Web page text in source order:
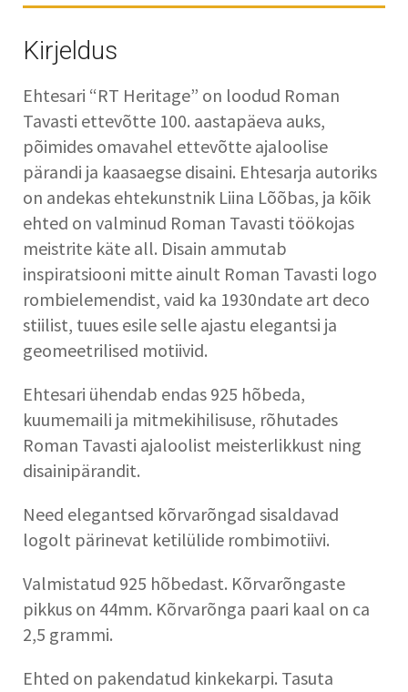
Kirjeldus
Ehtesari “RT Heritage” on loodud Roman
Tavasti ettevõtte 100. aastapäeva auks,
põimides omavahel ettevõtte ajaloolise
pärandi ja kaasaegse disaini. Ehtesarja autoriks
on andekas ehtekunstnik Liina Lõõbas, ja kõik
ehted on valminud Roman Tavasti töökojas
meistrite käte all. Disain ammutab
inspiratsiooni mitte ainult Roman Tavasti logo
rombielemendist, vaid ka 1930ndate art deco
stiilist, tuues esile selle ajastu elegantsi ja
geomeetrilised motiivid.
Ehtesari ühendab endas 925 hõbeda,
kuumemaili ja mitmekihilisuse, rõhutades
Roman Tavasti ajaloolist meisterlikkust ning
disainipärandit.
Need elegantsed kõrvarõngad sisaldavad
logolt pärinevat ketilülide rombimotiivi.
Valmistatud 925 hõbedast. Kõrvarõngaste
pikkus on 44mm. Kõrvarõnga paari kaal on ca
2,5 grammi.
Ehted on pakendatud kinkekarpi. Tasuta